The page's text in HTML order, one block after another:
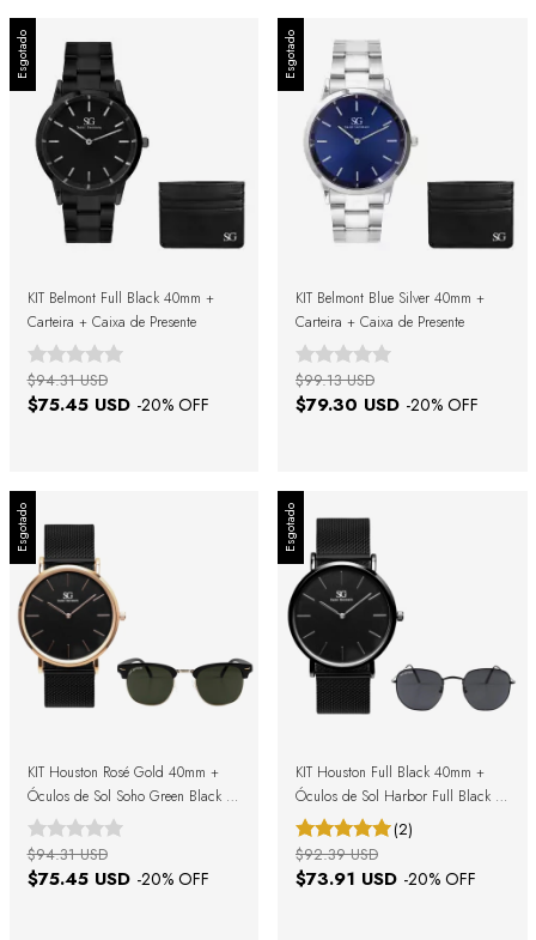
Esgotado
KIT Belmont Full Black 40mm +
Carteira + Caixa de Presente
$75.45 USD -20% OFF
$94.31 USD
Esgotado
KIT Belmont Blue Silver 40mm +
Carteira + Caixa de Presente
$79.30 USD -20% OFF
$99.13 USD
Esgotado
KIT Houston Rosé Gold 40mm +
Óculos de Sol Soho Green Black +
Caixa de Presente
$75.45 USD -20% OFF
$94.31 USD
Esgotado
KIT Houston Full Black 40mm +
Óculos de Sol Harbor Full Black +
Caixa de Presente(2)
$73.91 USD -20% OFF
$92.39 USD